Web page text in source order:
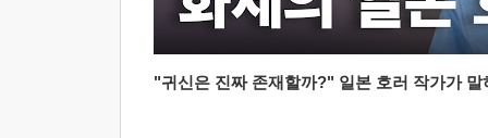
"귀신은 진짜 존재할까?" 일본 호러 작가가